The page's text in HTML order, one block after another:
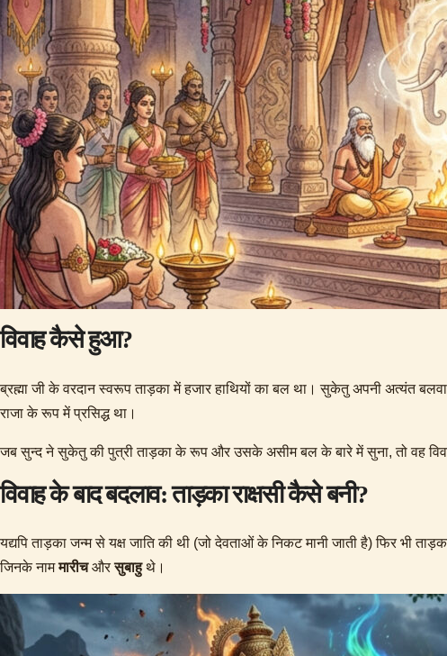
विवाह कैसे हुआ?
ब्रह्मा जी के वरदान स्वरूप ताड़का में हजार हाथियों का बल था। ​सुकेतु अपनी अत्यंत
राजा के रूप में प्रसिद्ध था।
​जब सुन्द ने सुकेतु की पुत्री ताड़का के रूप और उसके असीम बल के बारे में सुना, तो वह
विवाह के बाद बदलाव: ताड़का राक्षसी कैसे बनी?
यद्यपि ताड़का जन्म से यक्ष जाति की थी (जो देवताओं के निकट मानी जाती है) फिर भी
जिनके नाममारीचऔरसुबाहुथे।